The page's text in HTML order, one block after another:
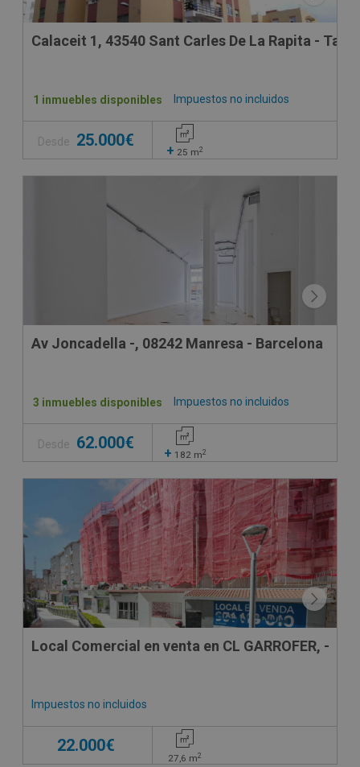
Calaceit 1, 43540 Sant Carles De La Rapita -
Impuestos no incluidos
1 inmuebles disponibles
Desde 25.000€
+ 25 m2
Av Joncadella -, 08242 Manresa - Barcelona
Impuestos no incluidos
3 inmuebles disponibles
Desde 62.000€
+ 182 m2
VPO
CONDICIONES ESPECIALES
Local Comercial en venta en CL GARROFER, -
Impuestos no incluidos
22.000€
27,6 m2